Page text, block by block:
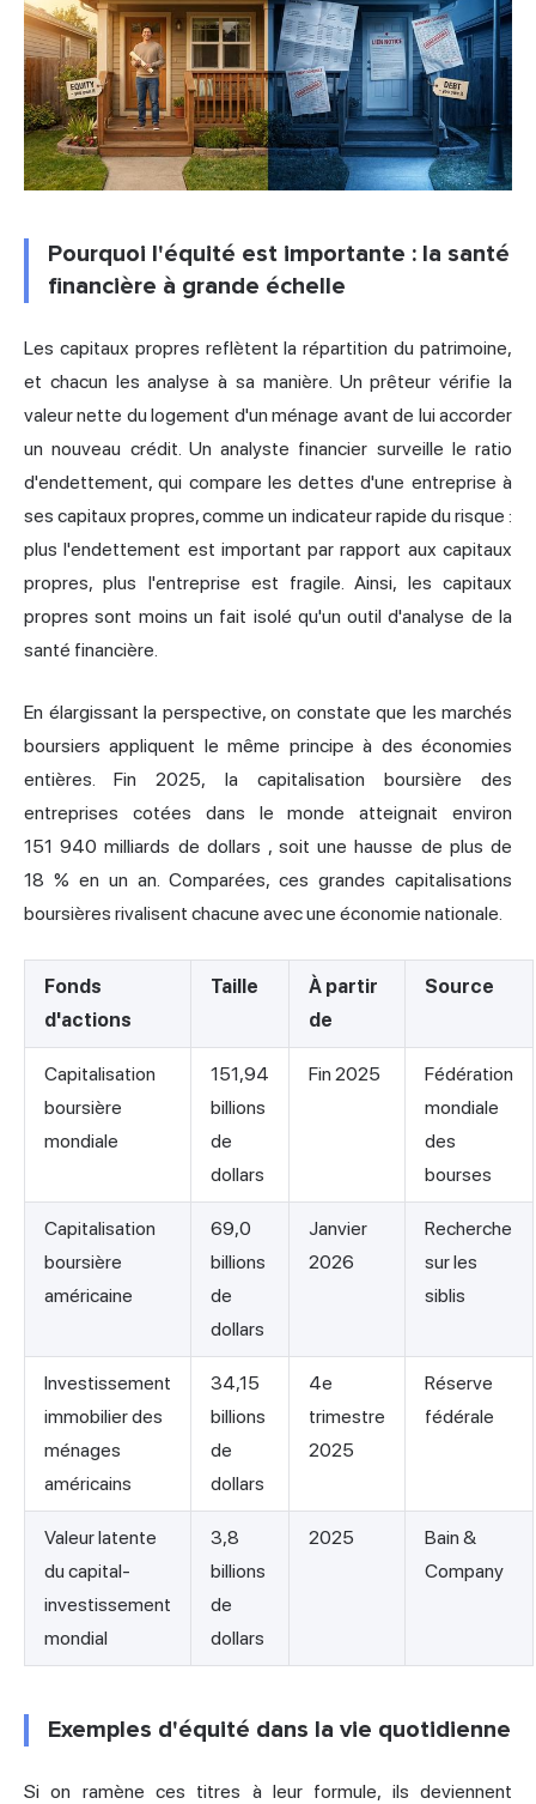
Pourquoi l'équité est importante : la santé
financière à grande échelle
Les capitaux propres reflètent la répartition du patrimoine,
et chacun les analyse à sa manière. Un prêteur vérifie la
valeur nette du logement d'un ménage avant de lui accorder
un nouveau crédit. Un analyste financier surveille le ratio
d'endettement, qui compare les dettes d'une entreprise à
ses capitaux propres, comme un indicateur rapide du risque :
plus l'endettement est important par rapport aux capitaux
propres, plus l'entreprise est fragile. Ainsi, les capitaux
propres sont moins un fait isolé qu'un outil d'analyse de la
santé financière.
En élargissant la perspective, on constate que les marchés
boursiers appliquent le même principe à des économies
entières. Fin 2025, la capitalisation boursière des
entreprises cotées dans le monde atteignait environ
151 940 milliards de dollars , soit une hausse de plus de
18 % en un an. Comparées, ces grandes capitalisations
boursières rivalisent chacune avec une économie nationale.
Fonds
d'actions
Taille
À partir
de
Source
Capitalisation
boursière
mondiale
151,94
billions
de
dollars
Fin 2025
Fédération
mondiale
des
bourses
Capitalisation
boursière
américaine
69,0
billions
de
dollars
Janvier
2026
Recherche
sur les
siblis
Investissement
immobilier des
ménages
américains
34,15
billions
de
dollars
4e
trimestre
2025
Réserve
fédérale
Valeur latente
du capital-
investissement
mondial
3,8
billions
de
dollars
2025
Bain &
Company
Exemples d'équité dans la vie quotidienne
Si on ramène ces titres à leur formule, ils deviennent